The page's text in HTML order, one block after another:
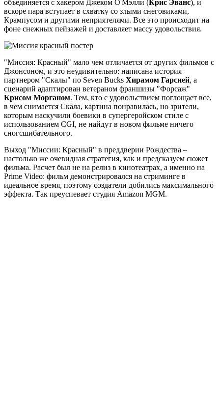
объединяется с хакером Джеком О'Мэлли ( Крис Эванс), и
вскоре пара вступает в схватку со злыми снеговиками,
Крампусом и другими неприятелями. Все это происходит на
фоне снежных пейзажей и доставляет массу удовольствия.
"Миссия: Красный" мало чем отличается от других фильмов с
Джонсоном, и это неудивительно: написана история
партнером "Скалы" по Seven Bucks Хирамом Гарсией, а
сценарий адаптирован ветераном франшизы "Форсаж"
Крисом Морганом. Тем, кто с удовольствием поглощает все,
в чем снимается Скала, картина понравилась, но зрители,
которым наскучили боевики в супергеройском стиле с
использованием CGI, не найдут в новом фильме ничего
сногсшибательного.
Выход "Миссии: Красный" в преддверии Рождества –
настолько же очевидная стратегия, как и предсказуем сюжет
фильма. Расчет был не на релиз в кинотеатрах, а именно на
Prime Video: фильм демонстрировался на стриминге в
идеальное время, поэтому создатели добились максимального
эффекта. Так преуспевает студия Amazon MGM.